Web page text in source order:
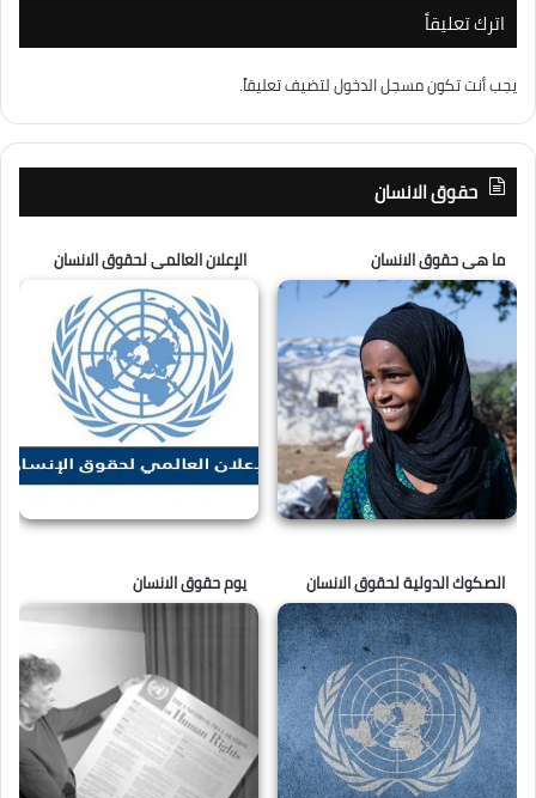
اترك تعليقاً
يجب أنت تكونمسجل الدخوللتضيف تعليقاً.
حقوق الانسان
ما هى حقوق الانسان الإعلان العالمى لحقوق الانسان
الصكوك الدولية لحقوق الانسان يوم حقوق الانسان